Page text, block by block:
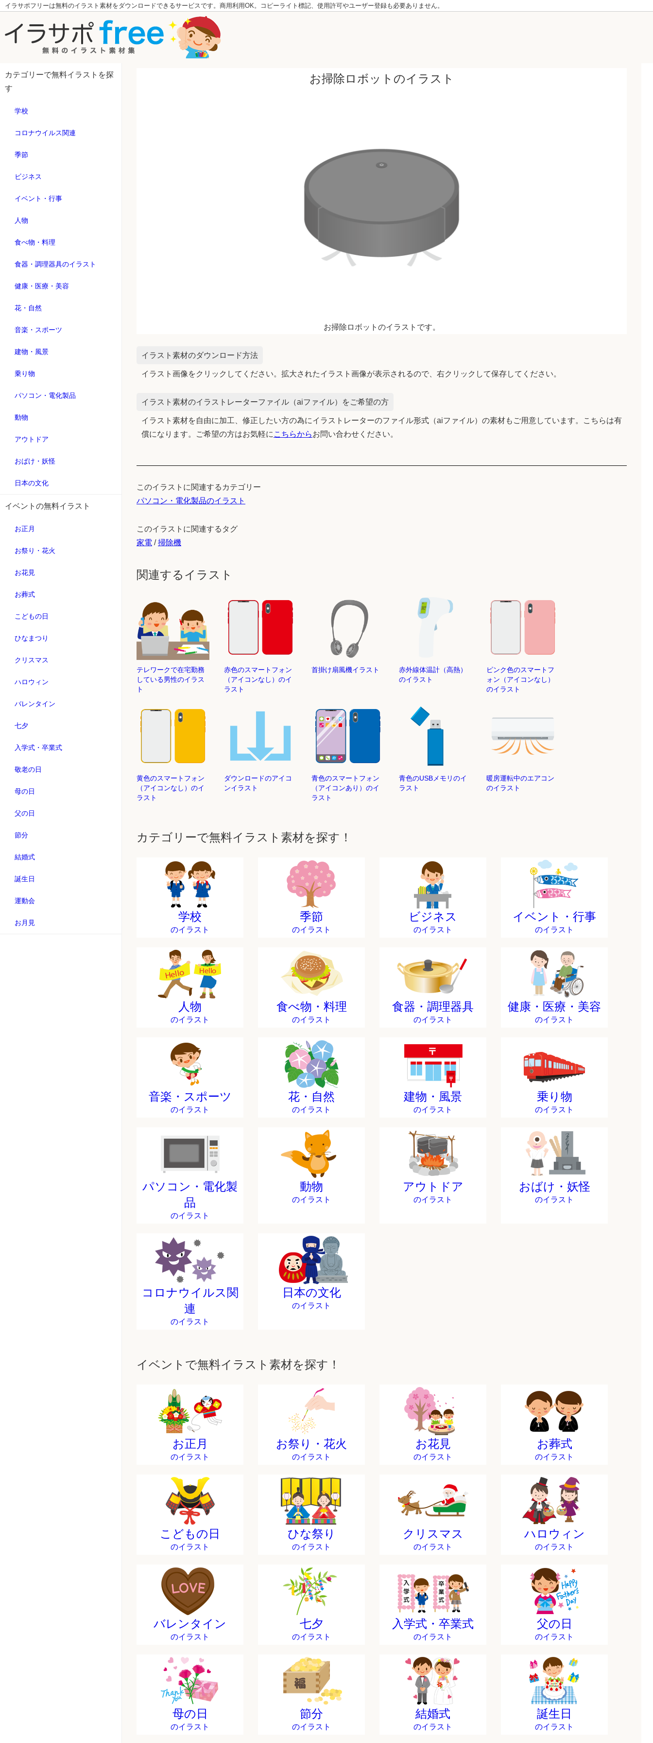
イラサポフリーは無料のイラスト素材をダウンロードできるサービスです。商用利用OK。コピーライト標記、使用許可やユーザー登録も必要ありません。
カテゴリーで無料イラストを探
す
学校
コロナウイルス関連
季節
ビジネス
イベント・行事
人物
食べ物・料理
食器・調理器具のイラスト
健康・医療・美容
花・自然
音楽・スポーツ
建物・風景
乗り物
パソコン・電化製品
動物
アウトドア
おばけ・妖怪
日本の文化
イベントの無料イラスト
お正月
お祭り・花火
お花見
お葬式
こどもの日
ひなまつり
クリスマス
ハロウィン
バレンタイン
七夕
入学式・卒業式
敬老の日
母の日
父の日
節分
結婚式
誕生日
運動会
お月見
お掃除ロボットのイラスト
お掃除ロボットのイラストです。
イラスト素材のダウンロード方法
イラスト画像をクリックしてください。拡大されたイラスト画像が表示されるので、右クリックして保存してください。
イラスト素材のイラストレーターファイル（aiファイル）をご希望の方
イラスト素材を自由に加工、修正したい方の為にイラストレーターのファイル形式（aiファイル）の素材もご用意しています。こちらは有
償になります。ご希望の方はお気軽に こちらからお問い合わせください。
このイラストに関連するカテゴリー
パソコン・電化製品のイラスト
このイラストに関連するタグ
家電 /掃除機
関連するイラスト
テレワークで在宅勤務
している男性のイラス
ト
赤色のスマートフォン
（アイコンなし）のイ
ラスト
首掛け扇風機イラスト
赤外線体温計（高熱）
のイラスト
ピンク色のスマートフ
ォン（アイコンなし）
のイラスト
黄色のスマートフォン
（アイコンなし）のイ
ラスト
ダウンロードのアイコ
ンイラスト
青色のスマートフォン
（アイコンあり）のイ
ラスト
青色のUSBメモリのイ
ラスト
暖房運転中のエアコン
のイラスト
カテゴリーで無料イラスト素材を探す！
学校
のイラスト
季節
のイラスト
ビジネス
のイラスト
イベント・行事
のイラスト
人物
のイラスト
食べ物・料理
のイラスト
食器・調理器具
のイラスト
健康・医療・美容
のイラスト
音楽・スポーツ
のイラスト
花・自然
のイラスト
建物・風景
のイラスト
乗り物
のイラスト
パソコン・電化製
品
のイラスト
動物
のイラスト
アウトドア
のイラスト
おばけ・妖怪
のイラスト
コロナウイルス関
連
のイラスト
日本の文化
のイラスト
イベントで無料イラスト素材を探す！
お正月
のイラスト
お祭り・花火
のイラスト
お花見
のイラスト
お葬式
のイラスト
こどもの日
のイラスト
ひな祭り
のイラスト
クリスマス
のイラスト
ハロウィン
のイラスト
バレンタイン
のイラスト
七夕
のイラスト
入学式・卒業式
のイラスト
父の日
のイラスト
母の日
のイラスト
節分
のイラスト
結婚式
のイラスト
誕生日
のイラスト